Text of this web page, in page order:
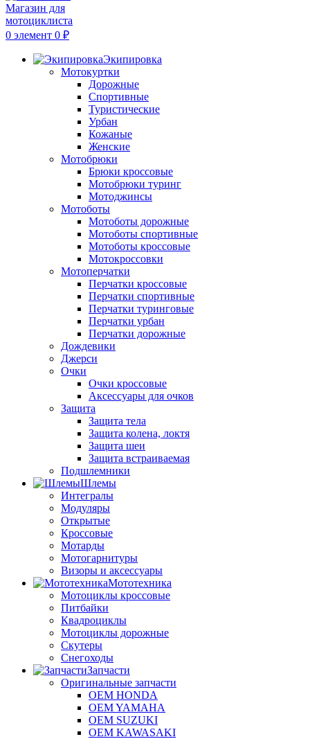
0 элемент 0 ₽
Экипировка
Мотокуртки
Дорожные
Спортивные
Туристические
Урбан
Кожаные
Женские
Мотобрюки
Брюки кроссовые
Мотобрюки туринг
Мотоджинсы
Мотоботы
Мотоботы дорожные
Мотоботы спортивные
Мотоботы кроссовые
Мотокроссовки
Мотоперчатки
Перчатки кроссовые
Перчатки спортивные
Перчатки туринговые
Перчатки урбан
Перчатки дорожные
Дождевики
Джерси
Очки
Очки кроссовые
Аксессуары для очков
Защита
Защита тела
Защита колена, локтя
Защита шеи
Защита встраиваемая
Подшлемники
Шлемы
Интегралы
Модуляры
Открытые
Кроссовые
Мотарды
Мотогарнитуры
Визоры и аксессуары
Мототехника
Мотоциклы кроссовые
Питбайки
Квадроциклы
Мотоциклы дорожные
Скутеры
Снегоходы
Запчасти
Оригинальные запчасти
OEM HONDA
OEM YAMAHA
OEM SUZUKI
OEM KAWASAKI